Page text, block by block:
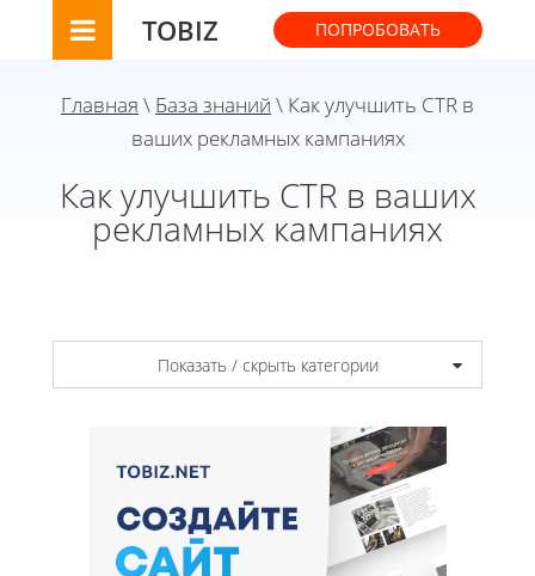
TOBIZ ПОПРОБОВАТЬ
Главная \ База знаний \ Как улучшить CTR в
ваших рекламных кампаниях
Как улучшить CTR в ваших
рекламных кампаниях
Показать / скрыть категории